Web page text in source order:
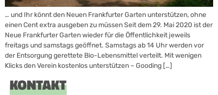
… und Ihr könnt den Neuen Frankfurter Garten unterstützen, ohne
einen Cent extra ausgeben zu müssen Seit dem 29. Mai 2020 ist der
Neue Frankfurter Garten wieder für die Öffentlichkeit jeweils
freitags und samstags geöffnet. Samstags ab 14 Uhr werden vor
der Entsorgung gerettete Bio-Lebensmittel verteilt. Mit wenigen
Klicks den Verein kostenlos unterstützen – Gooding […]
KONTAKT